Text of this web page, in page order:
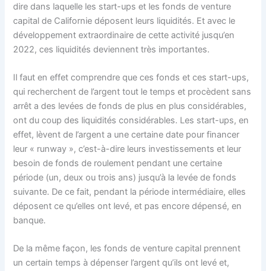
dire dans laquelle les start-ups et les fonds de venture
capital de Californie déposent leurs liquidités. Et avec le
développement extraordinaire de cette activité jusqu’en
2022, ces liquidités deviennent très importantes.
Il faut en effet comprendre que ces fonds et ces start-ups,
qui recherchent de l’argent tout le temps et procèdent sans
arrêt a des levées de fonds de plus en plus considérables,
ont du coup des liquidités considérables. Les start-ups, en
effet, lèvent de l’argent a une certaine date pour financer
leur « runway », c’est-à-dire leurs investissements et leur
besoin de fonds de roulement pendant une certaine
période (un, deux ou trois ans) jusqu’à la levée de fonds
suivante. De ce fait, pendant la période intermédiaire, elles
déposent ce qu’elles ont levé, et pas encore dépensé, en
banque.
De la même façon, les fonds de venture capital prennent
un certain temps à dépenser l’argent qu’ils ont levé et,